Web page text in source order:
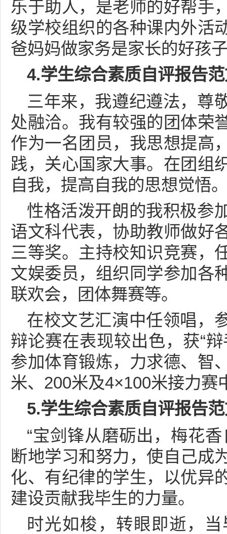
乐于助人，是老师的好帮手
级学校组织的各种课内外活
爸妈妈做家务是家长的好孩
4.学生综合素质自评报告
三年来，我遵纪遵法，尊
处融洽。我有较强的团体荣
作为一名团员，我思想提高
践，关心国家大事。在团组
自我，提高自我的思想觉悟
性格活泼开朗的我积极参
语文科代表，协助教师做好
三等奖。主持校知识竞赛，
文娱委员，组织同学参加各
联欢会，团体舞赛等。
在校文艺汇演中任领唱，
辩论赛在表现较出色，获“
参加体育锻炼，力求德、智
米、200米及4×100米接力赛
5.学生综合素质自评报告
“宝剑锋从磨砺出，梅花
断地学习和努力，使自己成
化、有纪律的学生，以优异
建设贡献我毕生的力量。
时光如梭，转眼即逝，